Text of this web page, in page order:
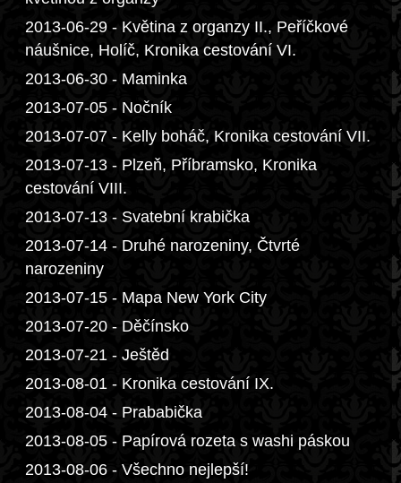
2013-06-29 - Květina z organzy II., Peříčkové
náušnice, Holíč, Kronika cestování VI.
2013-06-30 - Maminka
2013-07-05 - Nočník
2013-07-07 - Kelly boháč, Kronika cestování VII.
2013-07-13 - Plzeň, Příbramsko, Kronika
cestování VIII.
2013-07-13 - Svatební krabička
2013-07-14 - Druhé narozeniny, Čtvrté
narozeniny
2013-07-15 - Mapa New York City
2013-07-20 - Děčínsko
2013-07-21 - Ještěd
2013-08-01 - Kronika cestování IX.
2013-08-04 - Prababička
2013-08-05 - Papírová rozeta s washi páskou
2013-08-06 - Všechno nejlepší!